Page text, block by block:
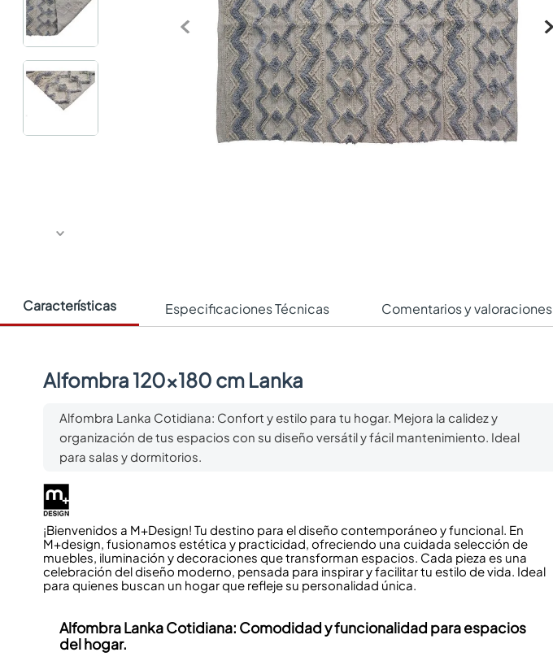
Características Especificaciones Técnicas Comentarios y valoraciones
Alfombra 120x180 cm Lanka
Alfombra Lanka Cotidiana: Confort y estilo para tu hogar. Mejora la calidez y
organización de tus espacios con su diseño versátil y fácil mantenimiento. Ideal
para salas y dormitorios.
¡Bienvenidos a M+Design! Tu destino para el diseño contemporáneo y funcional. En
M+design, fusionamos estética y practicidad, ofreciendo una cuidada selección de
muebles, iluminación y decoraciones que transforman espacios. Cada pieza es una
celebración del diseño moderno, pensada para inspirar y facilitar tu estilo de vida. Ideal
para quienes buscan un hogar que refleje su personalidad única.
Alfombra Lanka Cotidiana: Comodidady funcionalidad para espacios
del hogar.